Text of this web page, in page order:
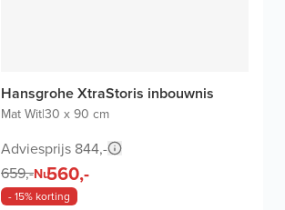
Hansgrohe XtraStoris inbouwnis
Mat Wit|30 x 90 cm
Adviesprijs 844,-
659,-Nu560,-
- 15% korting